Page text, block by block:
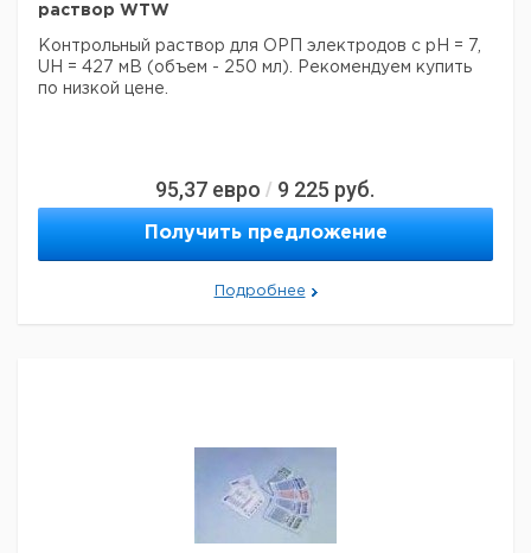
раствор WTW
Контрольный раствор для ОРП электродов с pH = 7,
UH = 427 мВ (объем - 250 мл).
Рекомендуем купить
по низкой цене.
95,37 евро / 9 225 руб.
Получить предложение
Подробнее